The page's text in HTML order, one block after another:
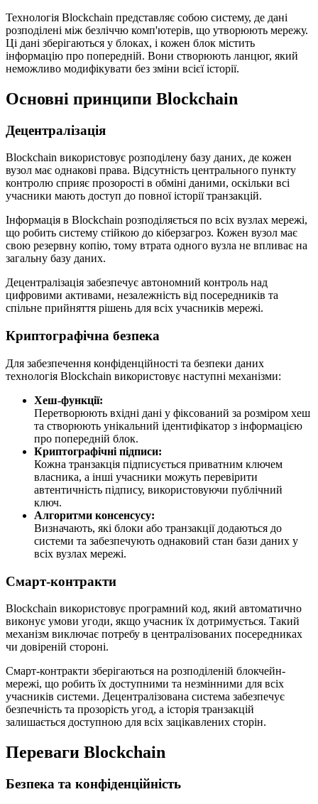
Технологія Blockchain представляє собою систему, де дані
розподілені між безліччю комп'ютерів, що утворюють мережу.
Ці дані зберігаються у блоках, і кожен блок містить
інформацію про попередній. Вони створюють ланцюг, який
неможливо модифікувати без зміни всієї історії.
Основні принципи Blockchain
Децентралізація
Blockchain використовує розподілену базу даних, де кожен
вузол має однакові права. Відсутність центрального пункту
контролю сприяє прозорості в обміні даними, оскільки всі
учасники мають доступ до повної історії транзакцій.
Інформація в Blockchain розподіляється по всіх вузлах мережі,
що робить систему стійкою до кіберзагроз. Кожен вузол має
свою резервну копію, тому втрата одного вузла не впливає на
загальну базу даних.
Децентралізація забезпечує автономний контроль над
цифровими активами, незалежність від посередників та
спільне прийняття рішень для всіх учасників мережі.
Криптографічна безпека
Для забезпечення конфіденційності та безпеки даних
технологія Blockchain використовує наступні механізми:
Хеш-функції:
Перетворюють вхідні дані у фіксований за розміром хеш
та створюють унікальний ідентифікатор з інформацією
про попередній блок.
Криптографічні підписи:
Кожна транзакція підписується приватним ключем
власника, а інші учасники можуть перевірити
автентичність підпису, використовуючи публічний
ключ.
Алгоритми консенсусу:
Визначають, які блоки або транзакції додаються до
системи та забезпечують однаковий стан бази даних у
всіх вузлах мережі.
Смарт-контракти
Blockchain використовує програмний код, який автоматично
виконує умови угоди, якщо учасник їх дотримується. Такий
механізм виключає потребу в централізованих посередниках
чи довіреній стороні.
Смарт-контракти зберігаються на розподіленій блокчейн-
мережі, що робить їх доступними та незмінними для всіх
учасників системи. Децентралізована система забезпечує
безпечність та прозорість угод, а історія транзакцій
залишається доступною для всіх зацікавлених сторін.
Переваги Blockchain
Безпека та конфіденційність